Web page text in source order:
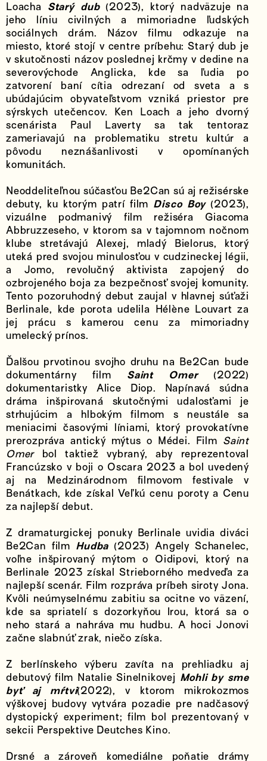
Loacha Starý dub(2023), ktorý nadväzuje na
jeho líniu civilných a mimoriadne ľudských
sociálnych drám. Názov filmu odkazuje na
miesto, ktoré stojí v centre príbehu: Starý dub je
v skutočnosti názov poslednej krčmy v dedine na
severovýchode Anglicka, kde sa ľudia po
zatvorení baní cítia odrezaní od sveta a s
ubúdajúcim obyvateľstvom vzniká priestor pre
sýrskych utečencov. Ken Loach a jeho dvorný
scenárista Paul Laverty sa tak tentoraz
zameriavajú na problematiku stretu kultúr a
pôvodu neznášanlivosti v opomínaných
komunitách.
Neoddeliteľnou súčasťou Be2Can sú aj režisérske
debuty, ku ktorým patrí film Disco Boy(2023),
vizuálne podmanivý film režiséra Giacoma
Abbruzzeseho, v ktorom sa v tajomnom nočnom
klube stretávajú Alexej, mladý Bielorus, ktorý
uteká pred svojou minulosťou v cudzineckej légii,
a Jomo, revolučný aktivista zapojený do
ozbrojeného boja za bezpečnosť svojej komunity.
Tento pozoruhodný debut zaujal v hlavnej súťaži
Berlinale, kde porota udelila Hélène Louvart za
jej prácu s kamerou cenu za mimoriadny
umelecký prínos.
Ďalšou prvotinou svojho druhu na Be2Can bude
dokumentárny film Saint Omer(2022)
dokumentaristky Alice Diop. Napínavá súdna
dráma inšpirovaná skutočnými udalosťami je
strhujúcim a hlbokým filmom s neustále sa
meniacimi časovými líniami, ktorý provokatívne
prerozpráva antický mýtus o Médei. Film Saint
Omerbol taktiež vybraný, aby reprezentoval
Francúzsko v boji o Oscara 2023 a bol uvedený
aj na Medzinárodnom filmovom festivale v
Benátkach, kde získal Veľkú cenu poroty a Cenu
za najlepší debut.
Z dramaturgickej ponuky Berlinale uvidia diváci
Be2Can film Hudba (2023) Angely Schanelec,
voľne inšpirovaný mýtom o Oidipovi, ktorý na
Berlinale 2023 získal Strieborného medveďa za
najlepší scenár. Film rozpráva príbeh siroty Jona.
Kvôli neúmyselnému zabitiu sa ocitne vo väzení,
kde sa spriatelí s dozorkyňou Irou, ktorá sa o
neho stará a nahráva mu hudbu. A hoci Jonovi
začne slabnúť zrak, niečo získa.
Z berlínskeho výberu zavíta na prehliadku aj
debutový film Natalie Sinelnikovej Mohli by sme
byť aj mŕtvi(2022), v ktorom mikrokozmos
výškovej budovy vytvára pozadie pre nadčasový
dystopický experiment; film bol prezentovaný v
sekcii Perspektive Deutches Kino.
Drsné a zároveň komediálne poňatie drámy